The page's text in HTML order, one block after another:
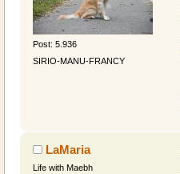
Post: 5.936
SIRIO-MANU-FRANCY
LaMaria
Life with Maebh